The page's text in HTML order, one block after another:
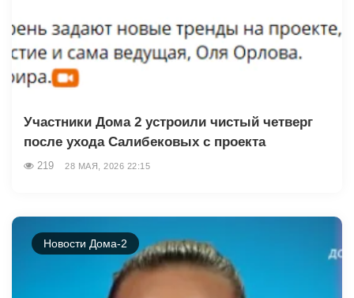
Участники Дома 2 устроили чистый четверг
после ухода Салибековых с проекта
219 28 МАЯ, 2026 22:15
Новости Дома-2